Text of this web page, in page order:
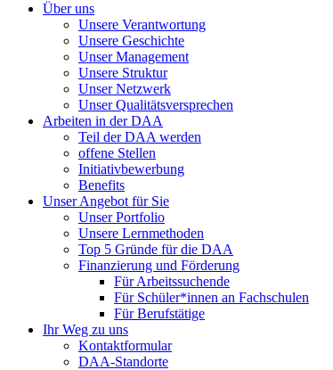
Über uns
Unsere Verantwortung
Unsere Geschichte
Unser Management
Unsere Struktur
Unser Netzwerk
Unser Qualitätsversprechen
Arbeiten in der DAA
Teil der DAA werden
offene Stellen
Initiativbewerbung
Benefits
Unser Angebot für Sie
Unser Portfolio
Unsere Lernmethoden
Top 5 Gründe für die DAA
Finanzierung und Förderung
Für Arbeitssuchende
Für Schüler*innen an Fachschulen
Für Berufstätige
Ihr Weg zu uns
Kontaktformular
DAA-Standorte